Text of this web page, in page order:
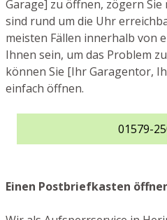
Garage] zu öffnen, zögern
sind rund um die Uhr
meisten Fällen innerhalb von
Ihnen sein, um das Problem
können Sie [Ihr Garagentor,
einfach öffnen.
01579-
Einen Postbriefkasten